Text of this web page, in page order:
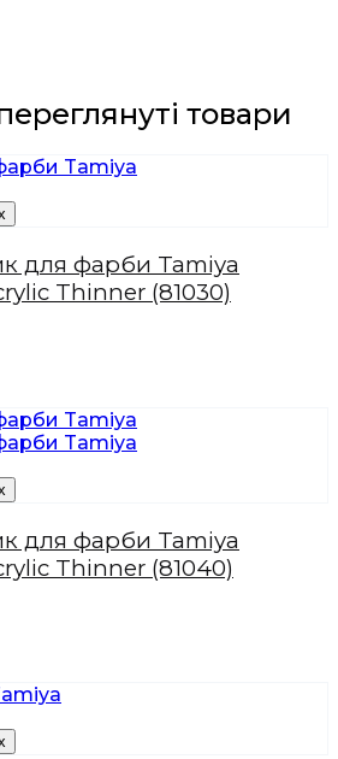
товари
для фарби Tamiya
Thinner (81030)
для фарби Tamiya
Thinner (81040)